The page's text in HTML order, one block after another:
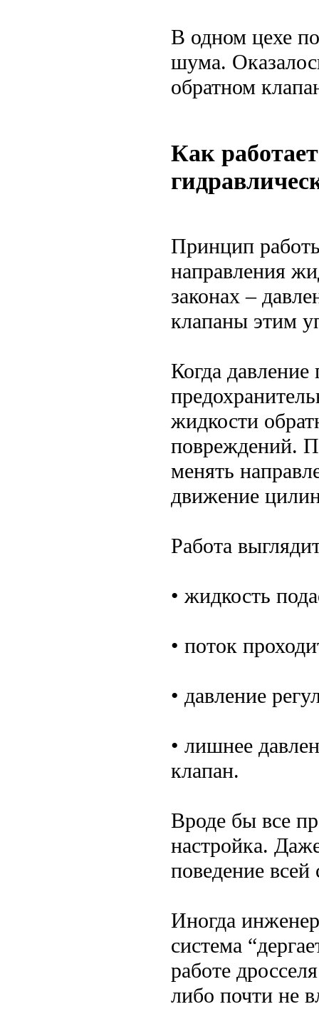
В одном цехе
шума.
обратном
Как
Принцип
направления
законах –
клапаны этим
Когда давление
жидкости
повреждений.
менять
движение
Работа
• жидкость
• поток
• давление
• лишнее
клапан.
Вроде бы все
настройка.
поведение
Иногда
система
работе
либо почти не